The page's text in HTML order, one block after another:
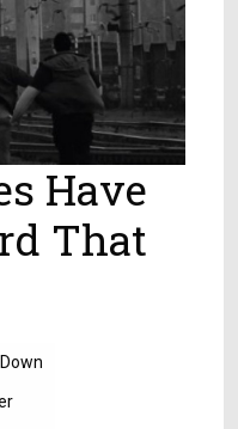
Have
That